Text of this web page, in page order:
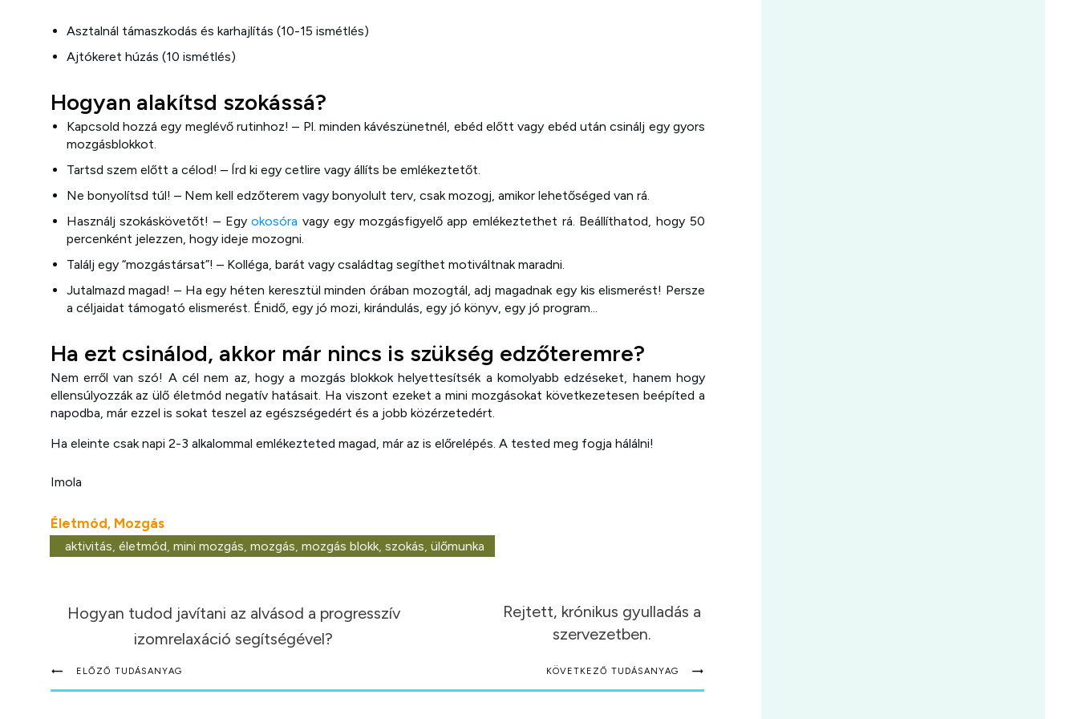
Asztalnál támaszkodás és karhajlítás (10-15 ismétlés)
Ajtókeret húzás (10 ismétlés)
Hogyan alakítsd szokássá?
Kapcsold hozzá egy meglévő rutinhoz! – Pl. minden kávészünetnél, ebéd előtt vagy ebéd után csinálj egy gyors
mozgásblokkot.
Tartsd szem előtt a célod! – Írd ki egy cetlire vagy állíts be emlékeztetőt.
Ne bonyolítsd túl! – Nem kell edzőterem vagy bonyolult terv, csak mozogj, amikor lehetőséged van rá.
Használj szokáskövetőt! – Egyokosóra vagy egy mozgásfigyelő app emlékeztethet rá. Beállíthatod, hogy 50
percenként jelezzen, hogy ideje mozogni.
Találj egy “mozgástársat”! – Kolléga, barát vagy családtag segíthet motiváltnak maradni.
Jutalmazd magad! – Ha egy héten keresztül minden órában mozogtál, adj magadnak egy kis elismerést! Persze
a céljaidat támogató elismerést. Énidő, egy jó mozi, kirándulás, egy jó könyv, egy jó program...
Ha ezt csinálod, akkor már nincs is szükség edzőteremre?
Nem erről van szó! A cél nem az, hogy a mozgás blokkok helyettesítsék a komolyabb edzéseket, hanem hogy
ellensúlyozzák az ülő életmód negatív hatásait. Ha viszont ezeket a mini mozgásokat következetesen beépíted a
napodba, már ezzel is sokat teszel az egészségedért és a jobb közérzetedért.
Ha eleinte csak napi 2-3 alkalommal emlékezteted magad, már az is előrelépés. A tested meg fogja hálálni!
Imola
Életmód, Mozgás
aktivitás, életmód, mini mozgás, mozgás, mozgás blokk, szokás, ülőmunka
Hogyan tudod javítani az alvásod a progresszív
izomrelaxáció segítségével?
Rejtett, krónikus gyulladás a
szervezetben.
ELŐZŐ TUDÁSANYAG KÖVETKEZŐ TUDÁSANYAG